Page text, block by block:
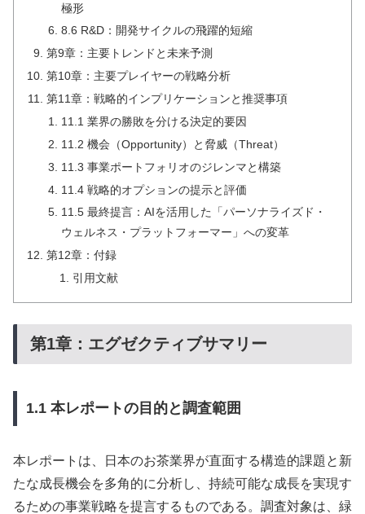
極形
8.6 R&D：開発サイクルの飛躍的短縮
第9章：主要トレンドと未来予測
第10章：主要プレイヤーの戦略分析
第11章：戦略的インプリケーションと推奨事項
11.1 業界の勝敗を分ける決定的要因
11.2 機会（Opportunity）と脅威（Threat）
11.3 事業ポートフォリオのジレンマと構築
11.4 戦略的オプションの提示と評価
11.5 最終提言：AIを活用した「パーソナライズド・
ウェルネス・プラットフォーマー」への変革
第12章：付録
引用文献
第1章：エグゼクティブサマリー
1.1 本レポートの目的と調査範囲
本レポートは、日本のお茶業界が直面する構造的課題と新
たな成長機会を多角的に分析し、持続可能な成長を実現す
るための事業戦略を提言するものである。調査対象は、緑